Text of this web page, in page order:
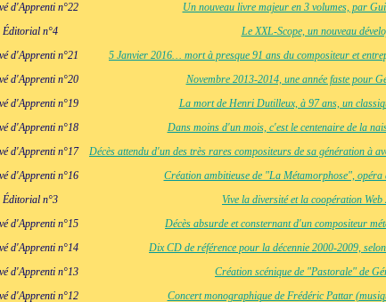
d'Apprenti n°22
Un nouveau livre majeur en 3 volumes, par
Éditorial n°4
Le XXL-Scope, un nouveau
d'Apprenti n°21
5 Janvier 2016… mort à presque 91 ans du compositeur et
d'Apprenti n°20
Novembre 2013-2014, une année faste pour
d'Apprenti n°19
La mort de Henri Dutilleux, à 97 ans, un
d'Apprenti n°18
Dans moins d'un mois, c'est le centenaire de la
d'Apprenti n°17
Décès attendu d'un des très rares compositeurs de sa génération à
d'Apprenti n°16
Création ambitieuse de "La Métamorphose",
Éditorial n°3
Vive la diversité et la coopération
d'Apprenti n°15
Décès absurde et consternant d'un compositeur
d'Apprenti n°14
Dix CD de référence pour la décennie 2000-2009,
d'Apprenti n°13
Création scénique de "Pastorale" de
d'Apprenti n°12
Concert monographique de Frédéric Pattar